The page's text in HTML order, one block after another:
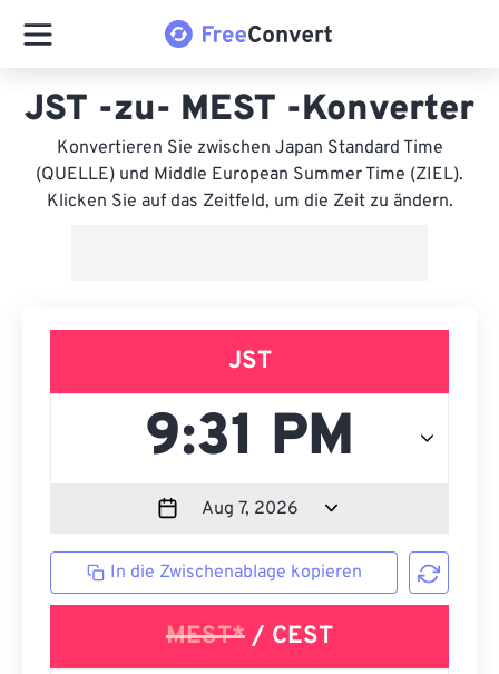
JST -zu- MEST -Konverter
Konvertieren Sie zwischen Japan Standard Time
(QUELLE) und Middle European Summer Time (ZIEL).
Klicken Sie auf das Zeitfeld, um die Zeit zu ändern.
JST
In die Zwischenablage kopieren
MEST* / CEST